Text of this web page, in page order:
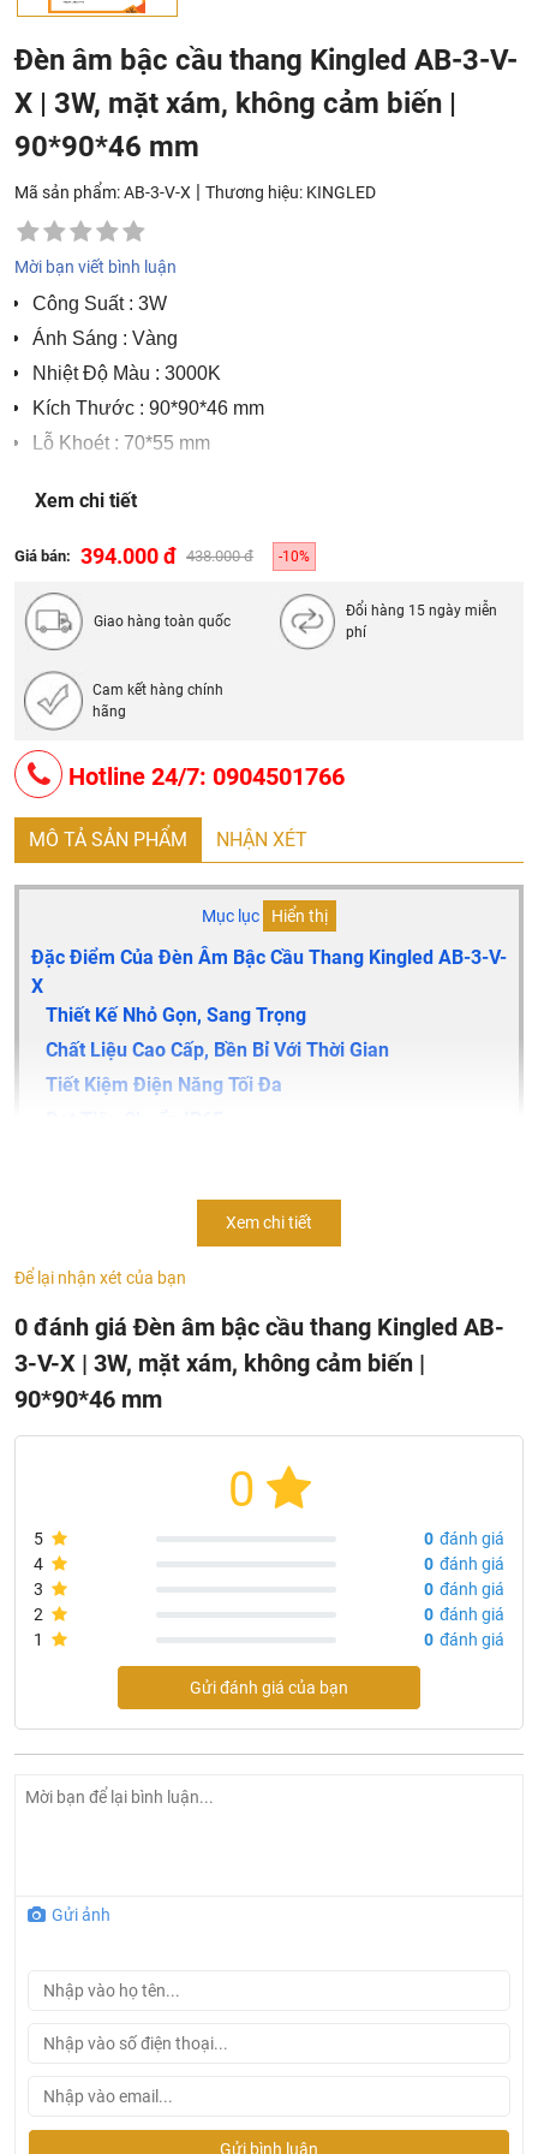
Đèn âm bậc cầu thang Kingled AB-3-V-
X | 3W, mặt xám, không cảm biến |
90*90*46 mm
Mã sản phẩm: AB-3-V-X | Thương hiệu: KINGLED
Mời bạn viết bình luận
Công Suất: 3W
Ánh Sáng : Vàng
Nhiệt Độ Màu : 3000K
Kích Thước : 90*90*46 mm
Lỗ Khoét : 70*55 mm
Tiêu Chuẩn: IP 65
Thân đèn/ Vỏ đèn: Cấu tạo từ hợp kim nhôm sơn tĩnh
Xem chi tiết
Giá bán: 394.000 đ 438.000 đ -10%
Giao hàng toàn quốc
Đổi hàng 15 ngày miễn
phí
Cam kết hàng chính
hãng
Hotline 24/7: 0904501766
MÔ TẢ SẢN PHẨM NHẬN XÉT
Mục lục Hiển thị
Đặc Điểm Của Đèn Âm Bậc Cầu Thang Kingled AB-3-V-
X
Thiết Kế Nhỏ Gọn, Sang Trọng
Chất Liệu Cao Cấp, Bền Bỉ Với Thời Gian
Tiết Kiệm Điện Năng Tối Đa
Chứng Nhận Chứng Chỉ Của Kingled
Đèn âm bậc cầu thang Kingled
dụng trong chiếu sáng và trang trí khu vực cầu thang, hành
lang, sân vườn, trong nhà,...Thiết kế góc chiếu sáng hình
thang mới lạ, không gây chói mắt cho người đi lại.
Xem chi tiết
Để lại nhận xét của bạn
0 đánh giá Đèn âm bậc cầu thang Kingled AB-
3-V-X | 3W, mặt xám, không cảm biến |
90*90*46 mm
0
5 0 đánh giá
4
0 đánh giá
3
0 đánh giá
2
0 đánh giá
1
0 đánh giá
Gửi đánh giá của bạn
Gửi ảnh
Gửi bình luận